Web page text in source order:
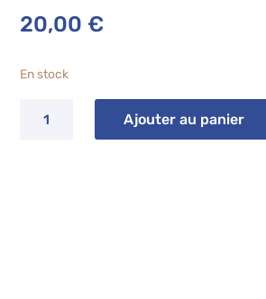
20,00 €
En stock
Ajouter au panier